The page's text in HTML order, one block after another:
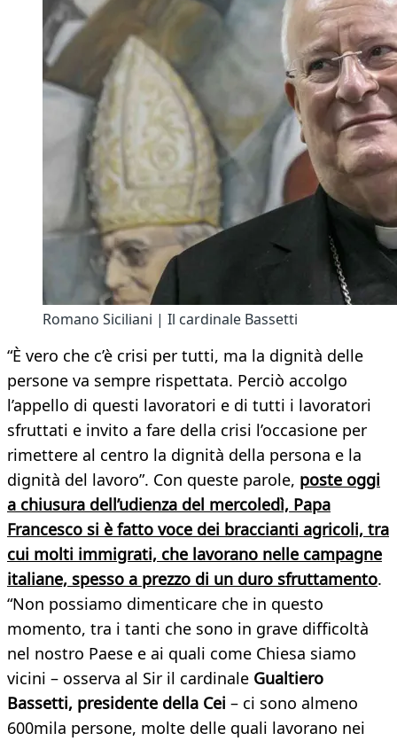
Romano Siciliani | Il cardinale Bassetti
“È vero che c’è crisi per tutti, ma la dignità delle
persone va sempre rispettata. Perciò accolgo
l’appello di questi lavoratori e di tutti i lavoratori
sfruttati e invito a fare della crisi l’occasione per
rimettere al centro la dignità della persona e la
dignità del lavoro”. Con queste parole, poste oggi
a chiusura dell’udienza del mercoledì, Papa
Francesco si è fatto voce dei braccianti agricoli, tra
cui molti immigrati, che lavorano nelle campagne
italiane, spesso a prezzo di un duro sfruttamento.
“Non possiamo dimenticare che in questo
momento, tra i tanti che sono in grave difficoltà
nel nostro Paese e ai quali come Chiesa siamo
vicini – osserva al Sir il cardinale Gualtiero
Bassetti, presidente della Cei – ci sono almeno
600mila persone, molte delle quali lavorano nei